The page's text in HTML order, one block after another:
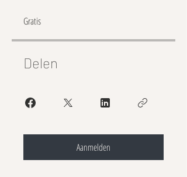
Gratis
Delen
Aanmelden